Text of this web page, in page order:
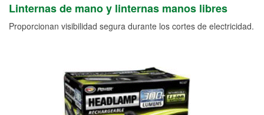
Linternas de mano y linternas manos libres
Proporcionan visibilidad segura durante los cortes de electricidad.